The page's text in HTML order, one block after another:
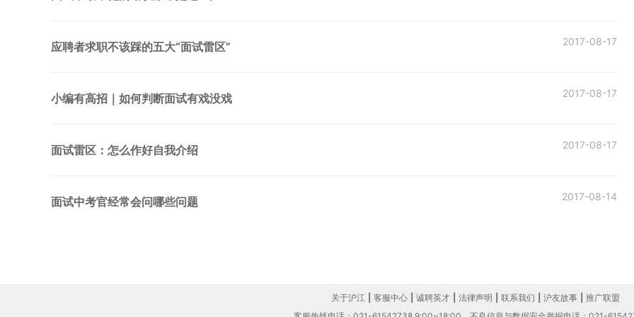
应聘者求职不该踩的五大“面试雷区” 2017-08-17
小编有高招｜如何判断面试有戏没戏 2017-08-17
面试雷区：怎么作好自我介绍 2017-08-17
面试中考官经常会问哪些问题 2017-08-14
关于沪江 客服中心 诚聘英才 法律声明 联系我们 沪友故事
推广联盟